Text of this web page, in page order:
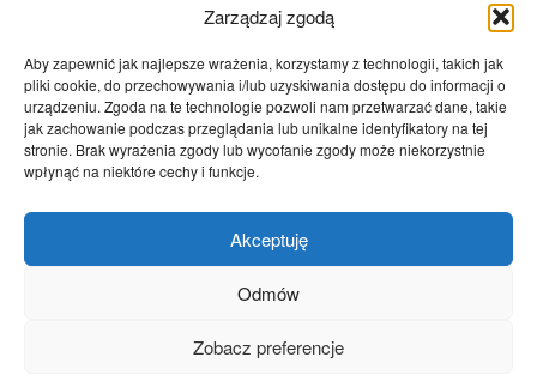
Zarządzaj zgodą
Aby zapewnić jak najlepsze wrażenia, korzystamy z technologii, takich jak
pliki cookie, do przechowywania i/lub uzyskiwania dostępu do informacji o
urządzeniu. Zgoda na te technologie pozwoli nam przetwarzać dane, takie
jak zachowanie podczas przeglądania lub unikalne identyfikatory na tej
stronie. Brak wyrażenia zgody lub wycofanie zgody może niekorzystnie
wpłynąć na niektóre cechy i funkcje.
Akceptuję
Odmów
Zobacz preferencje
Temat dnia
4601
Publicystyka
4363
Polityka
3639
Polska
Społeczeństwo
2823